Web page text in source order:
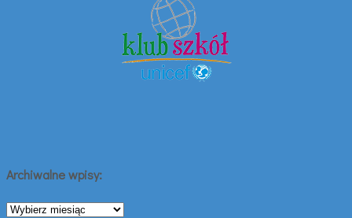
Archiwalne wpisy:
Archiwalne